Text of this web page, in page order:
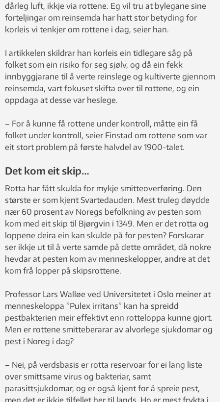
dårleg luft, ikkje via rottene. Eg vil tru at bylegane sine
forteljingar om reinsemda har hatt stor betyding for
korleis vi tenkjer om rottene i dag, seier han.
I artikkelen skildrar han korleis ein tidlegare såg på
folket som ein risiko for seg sjølv, og då ein fekk
innbyggjarane til å verte reinslege og kultiverte gjennom
reinsemda, vart fokuset skifta over til rottene, og ein
oppdaga at desse var heslege.
– For å kunne få rottene under kontroll, måtte ein få
folket under kontroll, seier Finstad om rottene som var
eit stort problem på første halvdel av 1900-talet.
Det kom eit skip…
Rotta har fått skulda for mykje smitteoverføring. Den
største er som kjent Svartedauden. Mest truleg døydde
nær 60 prosent av Noregs befolkning av pesten som
kom med eit skip til Bjørgvin i 1349. Men er det rotta og
loppene deira ein kan skulde på for pesten? Forskarar
ser ikkje ut til å verte samde på dette området, då nokre
hevdar at pesten kom av menneskelopper, andre at det
kom frå lopper på skipsrottene.
Professor Lars Walløe ved Universitetet i Oslo meiner at
menneskeloppa ”Pulex irritans” kan ha spreidd
pestbakterien meir effektivt enn rotteloppa kunne gjort.
Men er rottene smitteberarar av alvorlege sjukdomar og
pest i Noreg i dag?
­– Nei, på verdsbasis er rotta reservoar for ei lang liste
over smittsame virus og bakteriar, samt
parasittsjukdomar, og er også kjent for å spreie pest,
men det er ikkje tilfellet her til lands. Ho er mest frykta i